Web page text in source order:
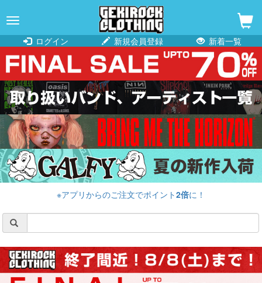
navigation
ログイン
新規会員登録 新着一覧
※アプリからのご注文でポイント2倍に！